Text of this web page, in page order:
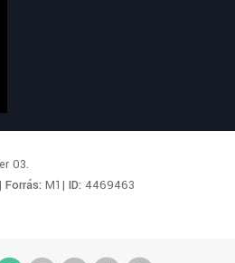
03.
Forrás:M1|ID:4469463